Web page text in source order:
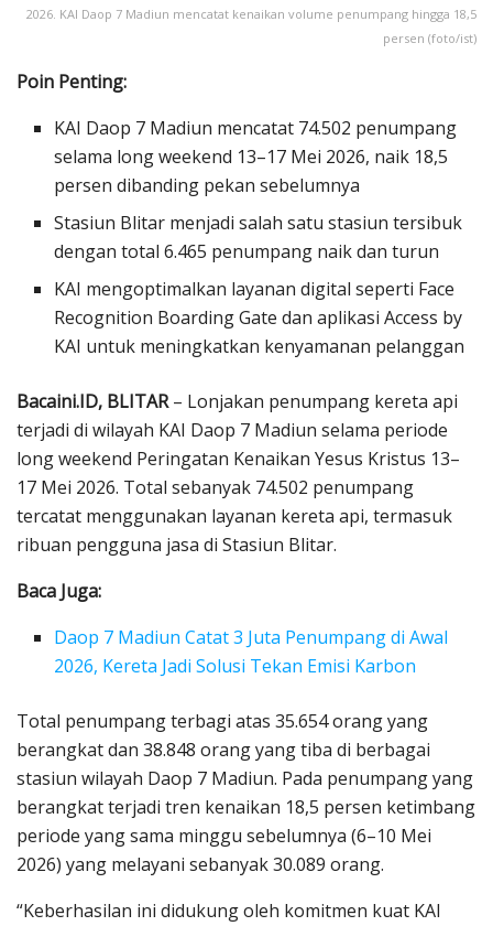
2026. KAI Daop 7 Madiun mencatat kenaikan volume penumpang hingga 18,5
persen (foto/ist)
Poin Penting:
KAI Daop 7 Madiun mencatat 74.502 penumpang
selama long weekend 13–17 Mei 2026, naik 18,5
persen dibanding pekan sebelumnya
Stasiun Blitar menjadi salah satu stasiun tersibuk
dengan total 6.465 penumpang naik dan turun
KAI mengoptimalkan layanan digital seperti Face
Recognition Boarding Gate dan aplikasi Access by
KAI untuk meningkatkan kenyamanan pelanggan
Bacaini.ID, BLITAR– Lonjakan penumpang kereta api
terjadi di wilayah KAI Daop 7 Madiun selama periode
long weekend Peringatan Kenaikan Yesus Kristus 13–
17 Mei 2026. Total sebanyak 74.502 penumpang
tercatat menggunakan layanan kereta api, termasuk
ribuan pengguna jasa di Stasiun Blitar.
Baca Juga:
Daop 7 Madiun Catat 3 Juta Penumpang di Awal
2026, Kereta Jadi Solusi Tekan Emisi Karbon
Total penumpang terbagi atas 35.654 orang yang
berangkat dan 38.848 orang yang tiba di berbagai
stasiun wilayah Daop 7 Madiun. Pada penumpang yang
berangkat terjadi tren kenaikan 18,5 persen ketimbang
periode yang sama minggu sebelumnya (6–10 Mei
2026) yang melayani sebanyak 30.089 orang.
“Keberhasilan ini didukung oleh komitmen kuat KAI